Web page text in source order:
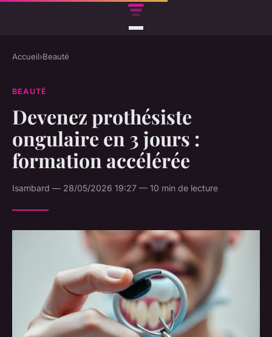
Accueil›Beauté
BEAUTÉ
Devenez prothésiste
ongulaire en 3 jours :
formation accélérée
Isambard — 28/05/2026 19:27 — 10 min de lecture